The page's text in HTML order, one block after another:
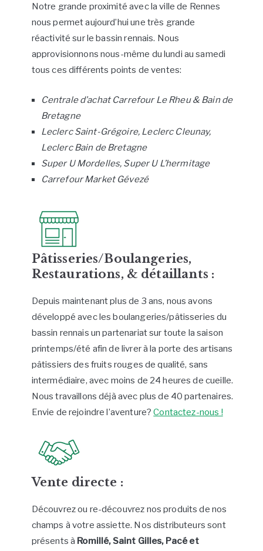
Notre grande proximité avec la ville de Rennes
nous permet aujourd’hui une très grande
réactivité sur le bassin rennais. Nous
approvisionnons nous-même du lundi au samedi
tous ces différents points de ventes:
Centrale d’achat Carrefour Le Rheu & Bain de
Bretagne
Leclerc Saint-Grégoire, Leclerc Cleunay,
Leclerc Bain de Bretagne
Super U Mordelles, Super U L’hermitage
Carrefour Market Gévezé
Pâtisseries/Boulangeries,
Restaurations, & détaillants :
Depuis maintenant plus de 3 ans, nous avons
développé avec les boulangeries/pâtisseries du
bassin rennais un partenariat sur toute la saison
printemps/été afin de livrer à la porte des artisans
pâtissiers des fruits rouges de qualité, sans
intermédiaire, avec moins de 24 heures de cueille.
Nous travaillons déjà avec plus de 40 partenaires.
Envie de rejoindre l’aventure?Contactez-nous !
Vente directe :
Découvrez ou re-découvrez nos produits de nos
champs à votre assiette. Nos distributeurs sont
présents à Romillé, Saint Gilles, Pacé et